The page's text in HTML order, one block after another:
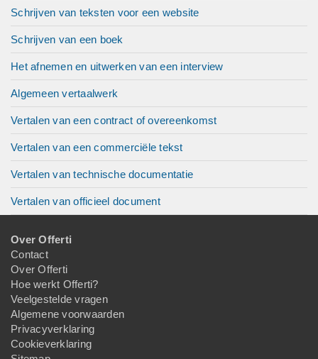
Schrijven van teksten voor een website
Schrijven van een boek
Het afnemen en uitwerken van een interview
Algemeen vertaalwerk
Vertalen van een contract of overeenkomst
Vertalen van een commerciële tekst
Vertalen van technische documentatie
Vertalen van officieel document
Over Offerti
Contact
Over Offerti
Hoe werkt Offerti?
Veelgestelde vragen
Algemene voorwaarden
Privacyverklaring
Cookieverklaring